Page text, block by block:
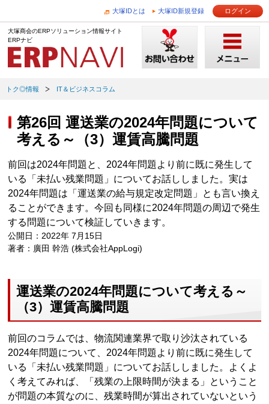
大塚IDとは 大塚ID新規登録 ログイン
大塚商会のERPソリューション情報サイト
ERPナビ
トク◎情報 IT＆ビジネスコラム
第26回 運送業の2024年問題について
考える～（3）運賃高騰問題
前回は2024年問題と、2024年問題より前に既に発生して
いる「未払い残業問題」についてお話ししました。実は
2024年問題は「運送業の給与規定改定問題」とも言い換え
ることができます。今回も同様に2024年問題の周辺で発生
する問題について検証していきます。
公開日：2022年 7月15日
著者：廣田 幹浩 (株式会社AppLogi)
運送業の2024年問題について考える～
（3）運賃高騰問題
前回のコラムでは、物流関連業界で取り沙汰されている
2024年問題について、2024年問題より前に既に発生して
いる「未払い残業問題」についてお話ししました。よくよ
く考えてみれば、「残業の上限時間が決まる」ということ
が問題の本質なのに、残業時間が算出されていないという